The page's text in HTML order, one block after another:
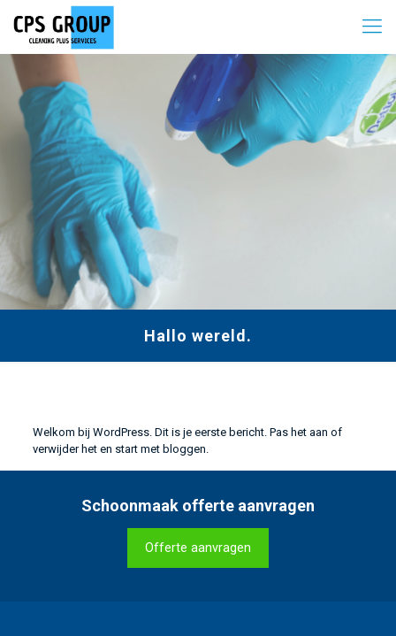
Hallo wereld.
Welkom bij WordPress. Dit is je eerste bericht. Pas het aan of
verwijder het en start met bloggen.
Schoonmaak offerte aanvragen
Offerte aanvragen